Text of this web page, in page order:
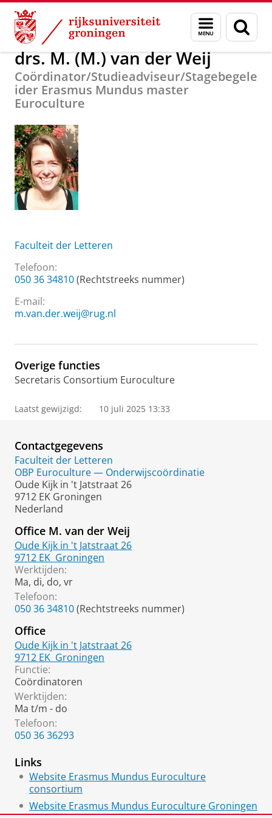
Skip
Content
Skip
Navigation
Menu
en
zoeken
Over ons drs. M. (M.) van der Weij
drs. M. (M.) van der Weij
Coördinator/Studieadviseur/Stagebegele
ider Erasmus Mundus master
Euroculture
Faculteit der Letteren
Telefoon:
050 36 34810(Rechtstreeks nummer)
E-mail:
m.van.der.weij@rug.nl
Overige functies
Secretaris Consortium Euroculture
Laatst gewijzigd: 10 juli 2025 13:33
Contactgegevens
Faculteit der Letteren
OBP Euroculture — Onderwijscoördinatie
Oude Kijk in 't Jatstraat 26
9712 EK Groningen
Nederland
Office M. van der Weij
Oude Kijk in 't Jatstraat 26
9712 EK Groningen
Werktijden:
Ma, di, do, vr
Telefoon:
050 36 34810(Rechtstreeks nummer)
Office
Oude Kijk in 't Jatstraat 26
9712 EK Groningen
Functie:
Coördinatoren
Werktijden:
Ma t/m - do
Telefoon:
050 36 36293
Links
Website Erasmus Mundus Euroculture
consortium
Website Erasmus Mundus Euroculture Groningen